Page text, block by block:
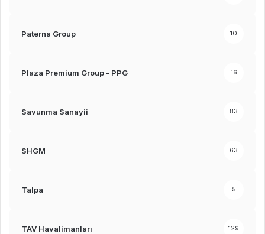
Paterna Group 10
Plaza Premium Group - PPG 16
Savunma Sanayii 83
SHGM 63
Talpa 5
TAV Havalimanları 129